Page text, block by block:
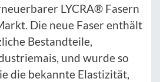
LYCRA® Fasern
Die neue Faser enthält
Bestandteile,
und wurde so
die bekannte Elastizität,